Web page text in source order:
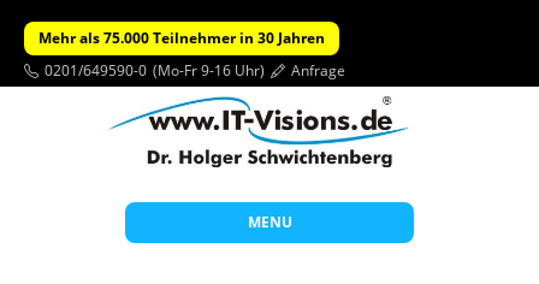
Mehr als 75.000 Teilnehmer in 30 Jahren
0201/649590-0 (Mo-Fr 9-16 Uhr) Anfrage
MENU